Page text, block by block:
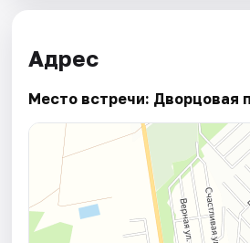
Адрес
Место встречи: Дворцовая